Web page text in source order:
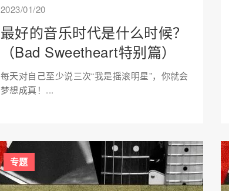
2023/01/20
最好的音乐时代是什么时候？
（Bad Sweetheart特别篇）
每天对自己至少说三次“我是摇滚明星”，你就会
梦想成真！...
专题